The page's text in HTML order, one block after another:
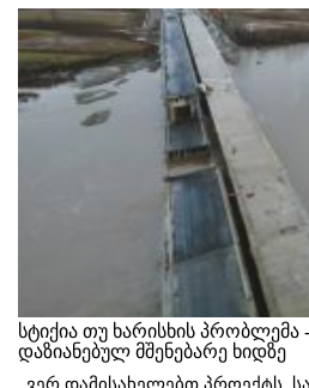
სტიქია თუ ხარისხის პრობლემა
დაზიანებულ მშენებარე ხიდზე